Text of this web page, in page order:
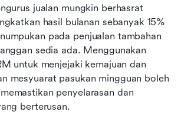
jualan mungkin berhasrat
hasil bulanan sebanyak 15%
pada penjualan tambahan
sedia ada. Menggunakan
untuk menjejaki kemajuan dan
mesyuarat pasukan mingguan boleh
penyelarasan dan
berterusan.